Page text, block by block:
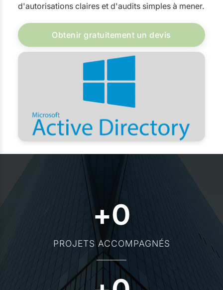
d'autorisations claires et d'audits simples à mener.
Obtenir gratuitement un devis
+0
PROJETS ACCOMPAGNÉS